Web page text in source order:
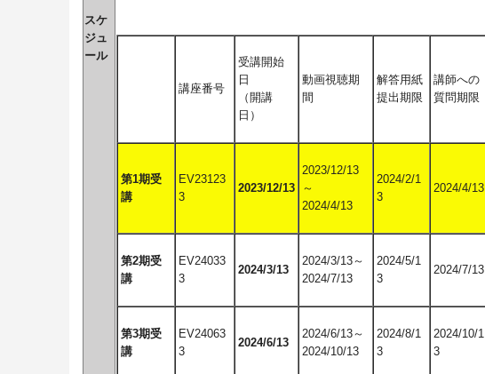
スケ
ジュ
ール
講座番号
受講開始
日
（開講
日）
動画視聴期
間
解答用紙
提出期限
講師への
質問期限
第1期受
講
EV23123
3
2023/12/13
2023/12/13
～
2024/4/13
2024/2/1
3
2024/4/13
第2期受
講
EV24033
3
2024/3/13
2024/3/13～
2024/7/13
2024/5/1
3
2024/7/13
第3期受
講
EV24063
3
2024/6/13
2024/6/13～
2024/10/13
2024/8/1
3
2024/10/1
3